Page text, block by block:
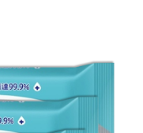
交易完成。
若您需要取消訂單，請聯絡
為有效，需透過AFTEE先享
頁面顯示為準，若有關於